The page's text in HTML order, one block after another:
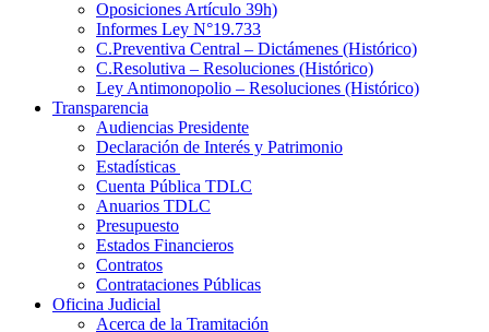
Oposiciones Artículo 39h)
Informes Ley N°19.733
C.Preventiva Central – Dictámenes (Histórico)
C.Resolutiva – Resoluciones (Histórico)
Ley Antimonopolio – Resoluciones (Histórico)
Transparencia
Audiencias Presidente
Declaración de Interés y Patrimonio
Estadísticas
Cuenta Pública TDLC
Anuarios TDLC
Presupuesto
Estados Financieros
Contratos
Contrataciones Públicas
Oficina Judicial
Acerca de la Tramitación